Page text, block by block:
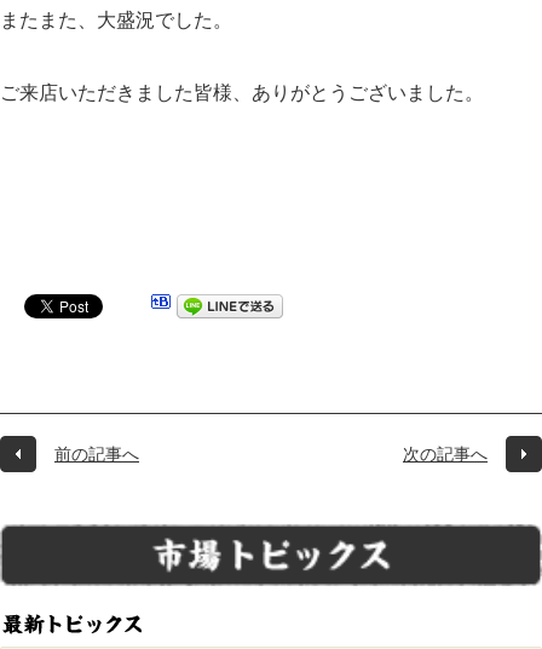
またまた、大盛況でした。
ご来店いただきました皆様、ありがとうございました。
前の記事へ 次の記事へ